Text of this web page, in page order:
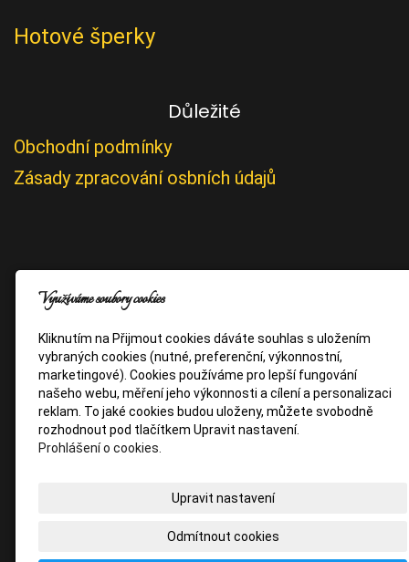
Hotové šperky
Důležité
Obchodní podmínky
Zásady zpracování osbních údajů
Využíváme soubory cookies
Kliknutím na Přijmout cookies dáváte souhlas s uložením
vybraných cookies (nutné, preferenční, výkonnostní,
marketingové). Cookies používáme pro lepší fungování
našeho webu, měření jeho výkonnosti a cílení a personalizaci
reklam. To jaké cookies budou uloženy, můžete svobodně
rozhodnout pod tlačítkem Upravit nastavení.
Prohlášení o cookies.
Upravit nastavení
Odmítnout cookies